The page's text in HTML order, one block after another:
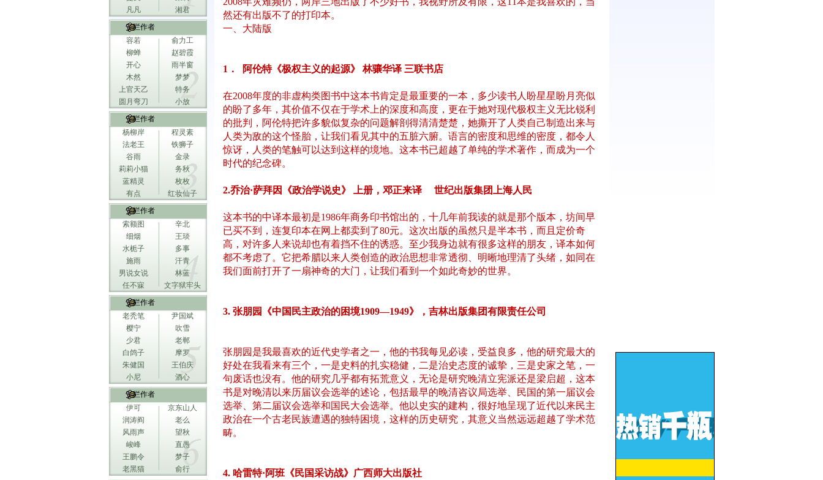
凡凡
湘君
专栏作者
容若
俞力工
柳蝉
赵碧霞
开心
雨半窗
木然
梦梦
上官天乙
特务
圆月弯刀
小放
专栏作者
杨柳岸
程灵素
法老王
铁狮子
谷雨
金录
莉莉小猫
务秋
蓝精灵
枚枚
有点
红妆仙子
专栏作者
索额图
辛北
细烟
王琰
水栀子
多事
施雨
汗青
男说女说
林蓝
任不寐
文字狱牢头
专栏作者
老秃笔
尹国斌
樱宁
吹雪
少君
老郸
白鸽子
摩罗
朱健国
王伯庆
小尼
酒心
专栏作者
伊可
京东山人
润涛阎
老么
风雨声
望秋
峻峰
直愚
王鹏令
梦子
老黑猫
俞行
然还有出版不了的打印本。
一、大陆版
1． 阿伦特《极权主义的起源》 林骧华译 三联书店
在2008年度的非虚构类图书中这本书肯定是最重要的一本，多少读书人盼星星盼月亮似
的盼了多年，其价值不仅在于学术上的深度和高度，更在于她对现代极权主义无比锐利
的批判，阿伦特把许多貌似复杂的问题解剖得清清楚楚，她撕开了人类自己制造出来与
人类为敌的这个怪胎，让我们看见其中的五脏六腑。语言的密度和思维的密度，都令人
惊讶，人类的笔触可以达到这样的境地。这本书已超越了单纯的学术著作，而成为一个
时代的纪念碑。
2.乔治·萨拜因《政治学说史》 上册，邓正来译 世纪出版集团上海人民
这本书的中译本最初是1986年商务印书馆出的，十几年前我读的就是那个版本，坊间早
已买不到，连复印本在网上都卖到了80元。这次出版的虽然只是半本书，而且定价奇
高，对许多人来说却也有着挡不住的诱惑。至少我身边就有很多这样的朋友，译本如何
都不考虑了。它把希腊以来人类创造的政治思想非常透彻、明晰地理清了头绪，如同在
我们面前打开了一扇神奇的大门，让我们看到一个如此奇妙的世界。
3. 张朋园《中国民主政治的困境1909—1949》，吉林出版集团有限责任公司
张朋园是我最喜欢的近代史学者之一，他的书我每见必读，受益良多，他的研究最大的
好处在我看来有三个，一是史料的扎实稳健，二是治史态度的诚挚，三是史家之笔，一
句废话也没有。他的研究几乎都有拓荒意义，无论是研究晚清立宪派还是梁启超，这本
书是对晚清以来历届议会选举的述论，包括最早的晚清咨议局选举、民国的第一届议会
选举、第二届议会选举和国民大会选举。他以史实的建构，很好地呈现了近代以来民主
政治在一个古老民族遭遇的独特困境，这样的历史研究，其意义当然远远超越了学术范
畴。
4. 哈雷特·阿班《民国采访战》广西师大出版社